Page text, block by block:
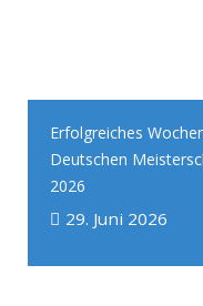
Erfolgreiches
Deutschen
2026
29. Juni 2026